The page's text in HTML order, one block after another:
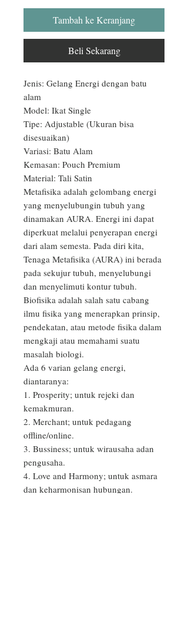
Tambah ke Keranjang
Beli Sekarang
Jenis: Gelang Energi dengan batu
alam
Model: Ikat Single
Tipe: Adjustable (Ukuran bisa
disesuaikan)
Variasi: Batu Alam
Kemasan: Pouch Premium
Material: Tali Satin
Metafisika adalah gelombang energi
yang menyelubungin tubuh yang
dinamakan AURA. Energi ini dapat
diperkuat melalui penyerapan energi
dari alam semesta. Pada diri kita,
Tenaga Metafisika (AURA) ini berada
pada sekujur tubuh, menyelubungi
dan menyelimuti kontur tubuh.
Biofisika adalah salah satu cabang
ilmu fisika yang menerapkan prinsip,
pendekatan, atau metode fisika dalam
mengkaji atau memahami suatu
masalah biologi.
Ada 6 varian gelang energi,
diantaranya:
1. Prosperity; untuk rejeki dan
kemakmuran.
2. Merchant; untuk pedagang
offline/online.
3. Bussiness; untuk wirausaha adan
pengusaha.
4. Love and Harmony; untuk asmara
dan keharmonisan hubungan.